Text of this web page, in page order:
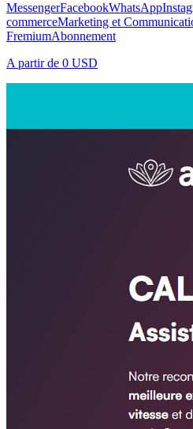
MessengerFacebookWhatsApp
commerceMarketing et
FremiumAbonnement
A partir de 0 USD